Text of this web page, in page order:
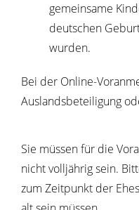
gemeinsame
deutschen
wurden.
Bei der Online-
Auslandsbeteiligung
Sie müssen für die
nicht volljährig sein.
zum Zeitpunkt der